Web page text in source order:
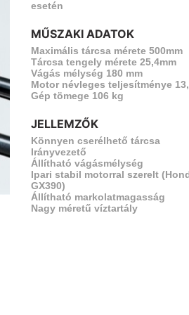
esetén
MŰSZAKI ADATOK
Maximális tárcsa mérete 500mm
Tárcsa tengely mérete 25,4mm
Vágás mélység 180 mm
Motor névleges teljesítménye
Gép tömege 106 kg
JELLEMZŐK
Könnyen cserélhető tárcsa
Irányvezető
Állítható vágásmélység
Ipari stabil motorral szerelt
GX390)
Állítható markolatmagasság
Nagy méretű víztartály